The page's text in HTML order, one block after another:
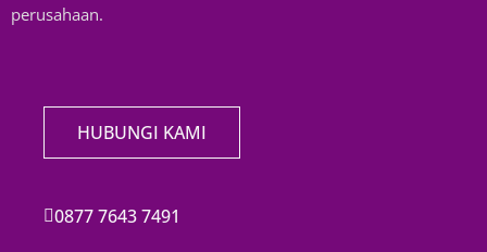
perusahaan.
HUBUNGI KAMI
0877 7643 7491